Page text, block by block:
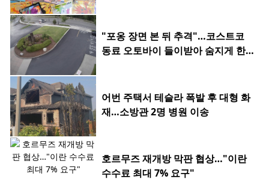
"포옹 장면 본 뒤 추격"…코스트코
동료 오토바이 들이받아 숨지게 한 2
어번 주택서 테슬라 폭발 후 대형 화
재…소방관 2명 병원 이송
호르무즈 재개방 막판 협상…"이란
수수료 최대 7% 요구"